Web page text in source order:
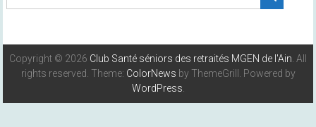
Copyright © 2026 Club Santé séniors des retraités MGEN de l'Ain . All
rights reserved. Theme: ColorNews by ThemeGrill. Powered by
WordPress